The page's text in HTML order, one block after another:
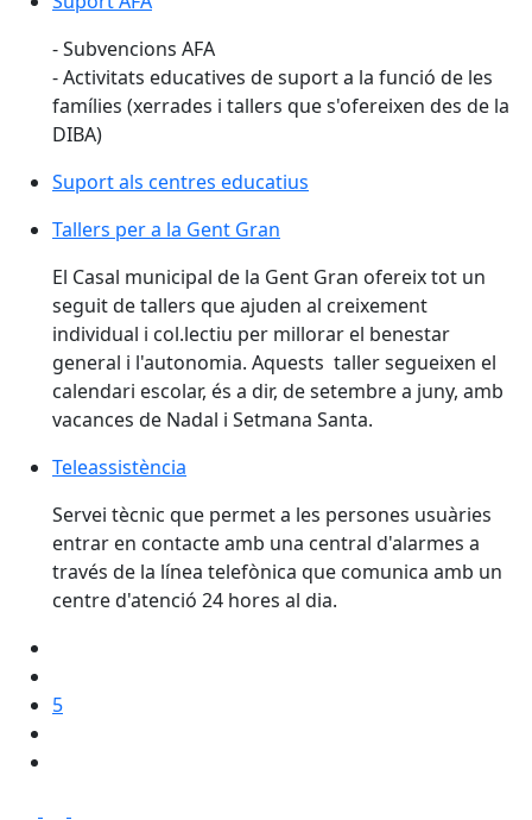
- Subvencions AFA
- Activitats educatives de suport a la funció de les
famílies (xerrades i tallers que s'ofereixen des de la
DIBA)
Suport als centres educatius
Tallers per a la Gent Gran
El Casal municipal de la Gent Gran ofereix tot un
seguit de tallers que ajuden al creixement
individual i col.lectiu per millorar el benestar
general i l'autonomia. Aquests taller segueixen el
calendari escolar, és a dir, de setembre a juny, amb
vacances de Nadal i Setmana Santa.
Teleassistència
Servei tècnic que permet a les persones usuàries
entrar en contacte amb una central d'alarmes a
través de la línea telefònica que comunica amb un
centre d'atenció 24 hores al dia.
5